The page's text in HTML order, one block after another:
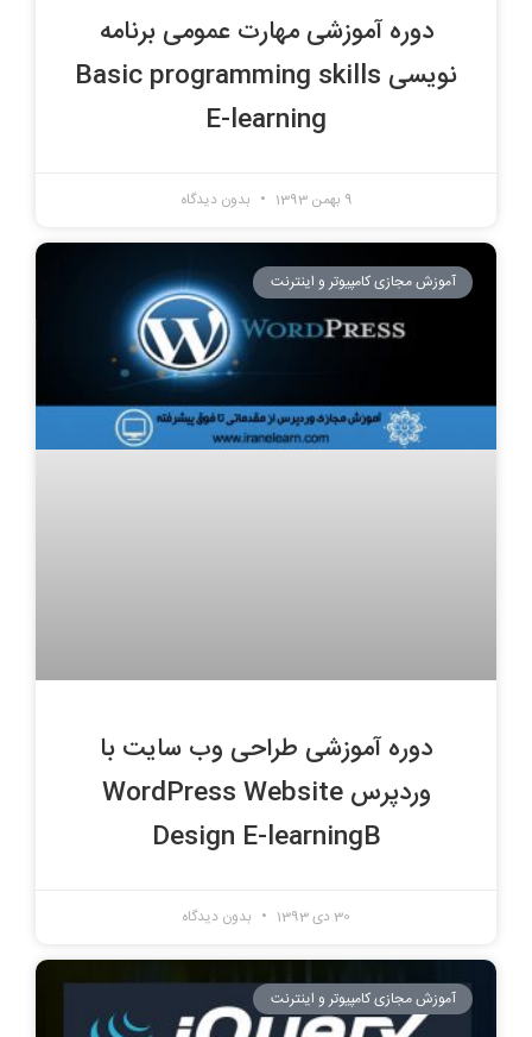
دوره آموزشی مهارت عمومی برنامه
نویسی Basic programming skills
E-learning
9 بهمن 1393 بدون دیدگاه
آموزش مجازی کامپیوتر و اینترنت
دوره آموزشی طراحی وب سایت با
وردپرس WordPress Website
Design E-learningB
30 دی 1393 بدون دیدگاه
آموزش مجازی کامپیوتر و اینترنت